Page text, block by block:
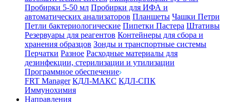
Пробирки 5-50 мл Пробирки для ИФА и
автоматических анализаторов Планшеты Чашки Петри
Петли бактериологические Пипетки Пастера Штативы
Резервуары для реагентов Контейнеры для сбора и
хранения образцов Зонды и транспортные системы
Перчатки Разное Расходные материалы для
дезинфекции, стерилизации и утилизации
Программное обеспечение
FRT Manager КДЛ-МАКС КДЛ-СПК
Иммунохимия
Направления